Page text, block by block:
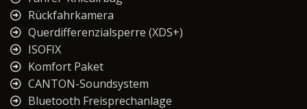
Rückfahrkamera
Querdifferenzialsperre (XDS+)
ISOFIX
Komfort Paket
CANTON-Soundsystem
Bluetooth Freisprechanlage